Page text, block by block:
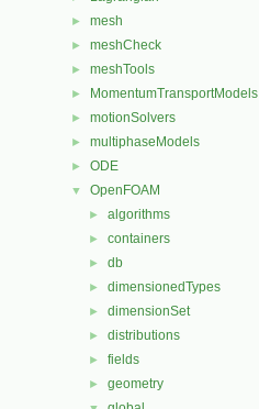
► mesh
► meshCheck
► meshTools
► MomentumTransportModels
► motionSolvers
► multiphaseModels
► ODE
▼ OpenFOAM
► algorithms
► containers
► db
► dimensionedTypes
► dimensionSet
► distributions
► fields
► geometry